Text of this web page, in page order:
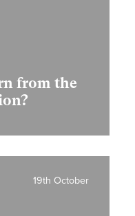
from the
19th October